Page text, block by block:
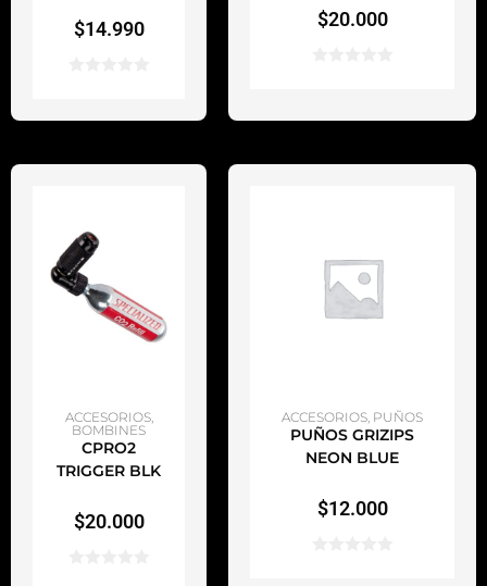
$14.990 $20.000
AÑADIR AL CARRITO
ACCESORIOS,
BOMBINES
CPRO2
TRIGGER BLK
$20.000
AÑADIR AL CARRITO
ACCESORIOS PUÑOS
PUÑOS GRIZIPS
NEON BLUE
$12.000